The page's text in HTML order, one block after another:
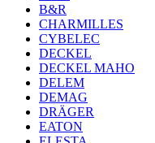
B&R
CHARMILLES
CYBELEC
DECKEL
DECKEL MAHO
DELEM
DEMAG
DRÄGER
EATON